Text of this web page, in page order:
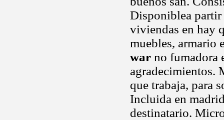
Disponiblea partir
viviendas en hay
muebles, armario
war no fumadora
agradecimientos.
que trabaja, para
Incluida en
destinatario.